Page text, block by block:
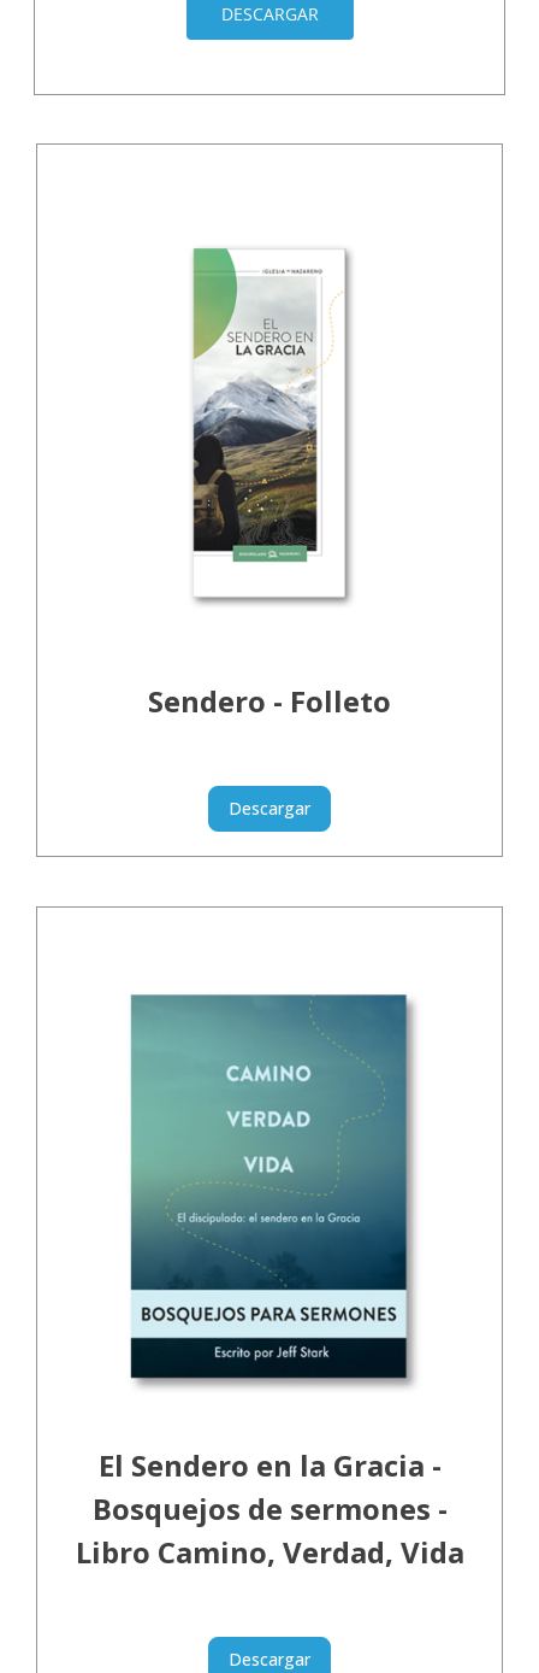
DESCARGAR
Sendero - Folleto
Descargar
El Sendero en la Gracia -
Bosquejos de sermones -
Libro Camino, Verdad, Vida
Descargar